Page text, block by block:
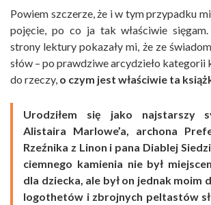
Powiem szczerze, że i w tym przypadku
pojęcie, po co ja tak właściwie
strony lektury pokazały mi, że ze
słów – po prawdziwe arcydzieło kategorii
do rzeczy, o czym jest właściwie ta
Urodziłem się jako najstarszy
Alistaira Marlowe’a, archona
Rzeźnika z Linon i pana Diablej
ciemnego kamienia nie był
dla dziecka, ale był on jednak moim
logothetów i zbrojnych peltastów